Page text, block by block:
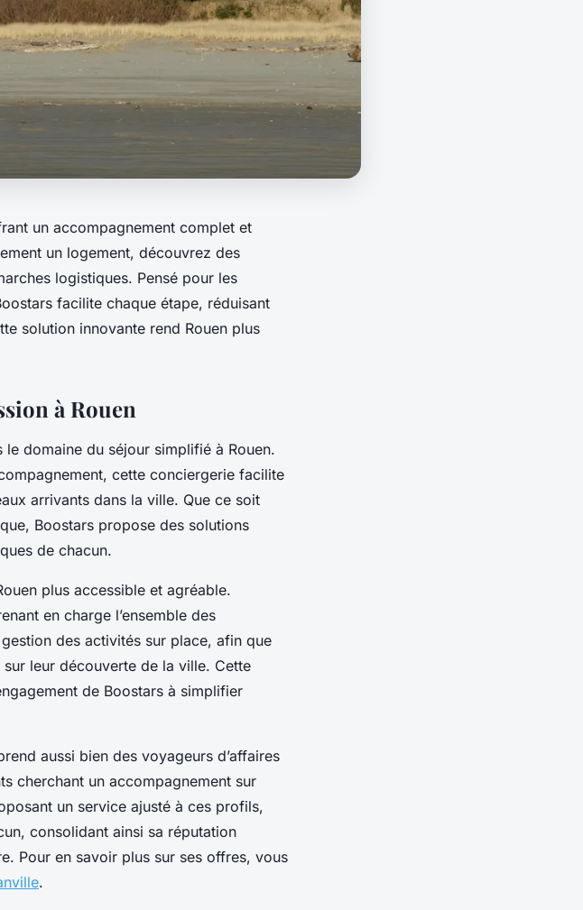
un accompagnement complet et
un logement, découvrez des
logistiques. Pensé pour les
facilite chaque étape, réduisant
solution innovante rend Rouen plus
à Rouen
domaine du séjour simplifié à Rouen.
cette conciergerie facilite
arrivants dans la ville. Que ce soit
Boostars propose des solutions
de chacun.
plus accessible et agréable.
en charge l’ensemble des
des activités sur place, afin que
leur découverte de la ville. Cette
de Boostars à simplifier
aussi bien des voyageurs d’affaires
cherchant un accompagnement sur
un service ajusté à ces profils,
consolidant ainsi sa réputation
Pour en savoir plus sur ses offres, vous
.